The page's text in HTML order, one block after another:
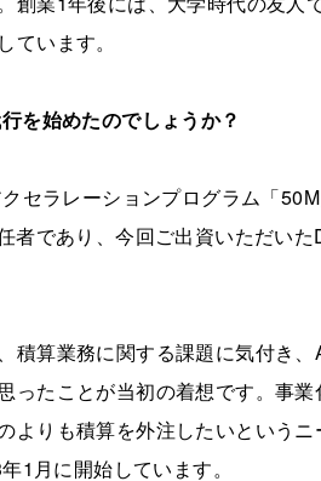
います。
を始めたのでしょうか？
セラレーションプログラム「
者であり、今回ご出資いただい
積算業務に関する課題に気付き
ったことが当初の着想です。事
よりも積算を外注したいというニ
1月に開始しています。